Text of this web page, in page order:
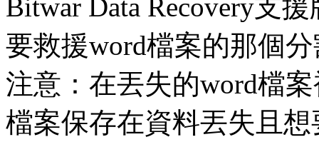
Bitwar Data Recovery支
要救援word檔案的那個
注意：在丟失的word檔
檔案保存在資料丟失且